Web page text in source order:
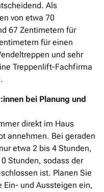
Als
von etwa 70
67 Zentimetern für
für einen
und sehr
Treppenlift-Fachfirma
bei Planung und
direkt im Haus
annehmen. Bei geraden
etwa 2 bis 4 Stunden,
Stunden, sodass der
ist. Planen Sie
Ein- und Aussteigen ein,